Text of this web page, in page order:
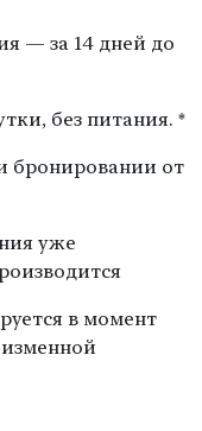
— за 14 дней до
без питания. *
бронировании от
уже
в момент